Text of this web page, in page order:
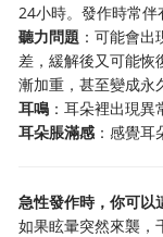
24小時。發作時常伴
聽力問題 ：可能會出
差，緩解後又可能恢
漸加重，甚至變成永
耳鳴 ：耳朵裡出現異
耳朵脹滿感 ：感覺
急性發作時，你可以
如果眩暈突然來襲，